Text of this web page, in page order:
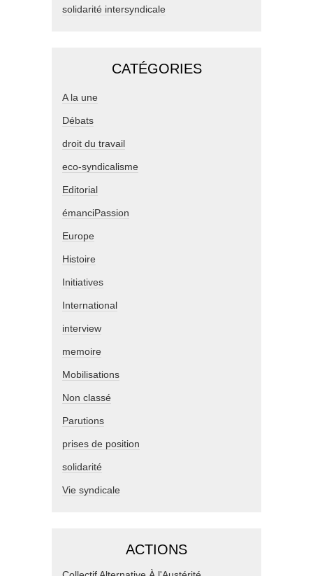
solidarité intersyndicale
CATÉGORIES
A la une
Débats
droit du travail
eco-syndicalisme
Editorial
émanciPassion
Europe
Histoire
Initiatives
International
interview
memoire
Mobilisations
Non classé
Parutions
prises de position
solidarité
Vie syndicale
ACTIONS